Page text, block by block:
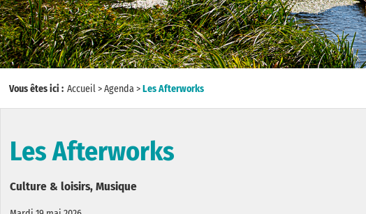
Vous êtes ici : Accueil>Agenda>Les Afterworks
Les Afterworks
Culture & loisirs, Musique